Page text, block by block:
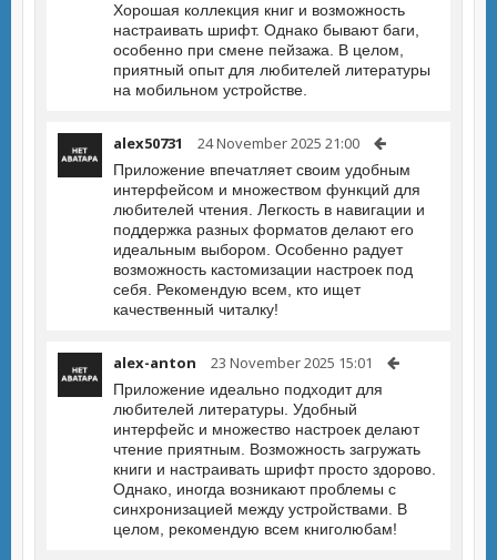
Хорошая коллекция книг и возможность
настраивать шрифт. Однако бывают баги,
особенно при смене пейзажа. В целом,
приятный опыт для любителей литературы
на мобильном устройстве.
alex50731 24 November 2025 21:00
Приложение впечатляет своим удобным
интерфейсом и множеством функций для
любителей чтения. Легкость в навигации и
поддержка разных форматов делают его
идеальным выбором. Особенно радует
возможность кастомизации настроек под
себя. Рекомендую всем, кто ищет
качественный читалку!
alex-anton 23 November 2025 15:01
Приложение идеально подходит для
любителей литературы. Удобный
интерфейс и множество настроек делают
чтение приятным. Возможность загружать
книги и настраивать шрифт просто здорово.
Однако, иногда возникают проблемы с
синхронизацией между устройствами. В
целом, рекомендую всем книголюбам!